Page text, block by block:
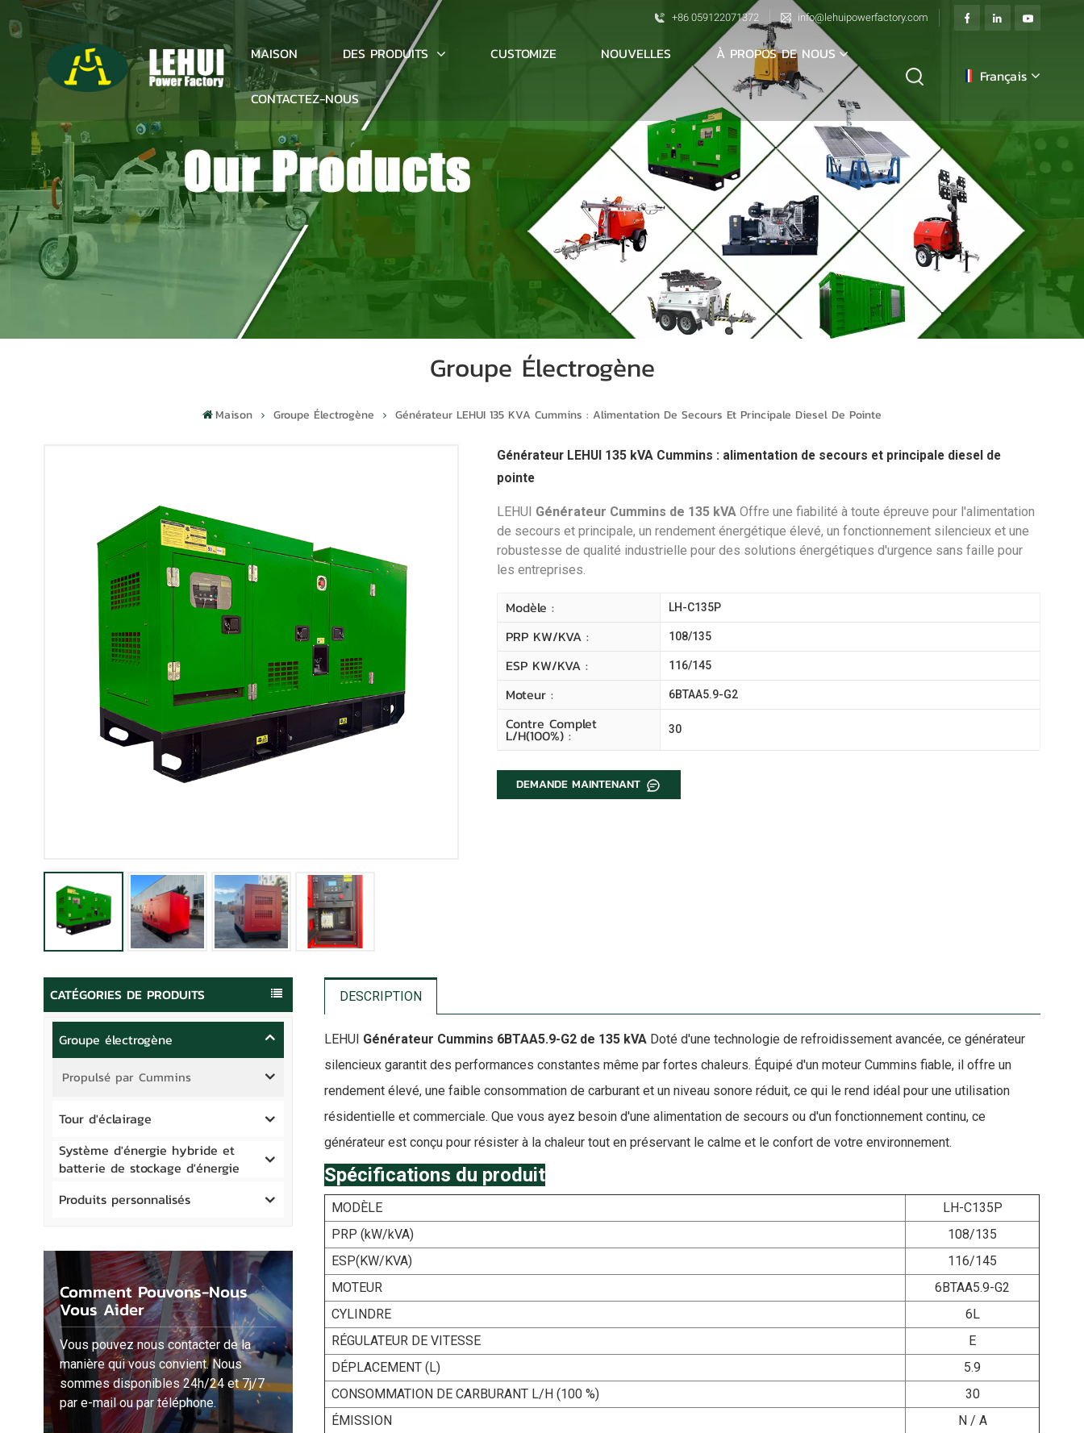
+86 059122071372 info@lehuipowerfactory.com
MAISON DES PRODUITS CUSTOMIZE NOUVELLES À PROPOS DE NOUS
CONTACTEZ-NOUS
Français
français
Deutsch
italiano
русский
español
Groupe Électrogène
Maison Groupe Électrogène Générateur LEHUI 135 KVA Cummins : Alimentation De Secours Et Principale Diesel De Pointe
Générateur LEHUI 135 kVA Cummins : alimentation de secours et principale diesel de
pointe
LEHUI Générateur Cummins de 135 kVA Offre une fiabilité à toute épreuve pour l'alimentation
de secours et principale, un rendement énergétique élevé, un fonctionnement silencieux et une
robustesse de qualité industrielle pour des solutions énergétiques d'urgence sans faille pour
les entreprises.
Modèle : LH-C135P
PRP KW/kVA : 108/135
ESP KW/kVA : 116/145
Moteur : 6BTAA5.9-G2
Contre Complet
L/H(100%) : 30
DEMANDE MAINTENANT
CATÉGORIES DE PRODUITS
Groupe électrogène
Propulsé par Cummins
Tour d'éclairage
Système d'énergie hybride et
batterie de stockage d'énergie
Produits personnalisés
Comment Pouvons-Nous
Vous Aider
Vous pouvez nous contacter de la
manière qui vous convient. Nous
sommes disponibles 24h/24 et 7j/7
par e-mail ou par téléphone.
DESCRIPTION
LEHUI Générateur Cummins 6BTAA5.9-G2 de 135 kVA Doté d'une technologie de refroidissement avancée, ce générateur
silencieux garantit des performances constantes même par fortes chaleurs. Équipé d'un moteur Cummins fiable, il offre un
rendement élevé, une faible consommation de carburant et un niveau sonore réduit, ce qui le rend idéal pour une utilisation
résidentielle et commerciale. Que vous ayez besoin d'une alimentation de secours ou d'un fonctionnement continu, ce
générateur est conçu pour résister à la chaleur tout en préservant le calme et le confort de votre environnement.
Spécifications du produit
MODÈLE
LH-C135P
PRP (kW/kVA)
108/135
ESP(KW/KVA)
116/145
MOTEUR
6BTAA5.9-G2
CYLINDRE
6L
RÉGULATEUR DE VITESSE
E
DÉPLACEMENT (L)
5.9
CONSOMMATION DE CARBURANT L/H (100 %)
30
ÉMISSION
N / A